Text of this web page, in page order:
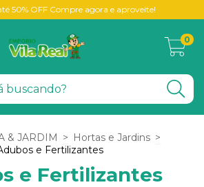
50% OFF Compre agora e aproveite!
0
& JARDIM > Hortas e Jardins >
e Fertilizantes
e Fertilizantes